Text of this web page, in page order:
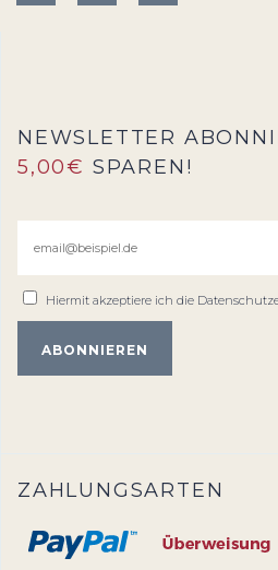
NEWSLETTER
5,00€ SPAREN!
Hiermit akzeptiere ich die
ZAHLUNGSARTEN